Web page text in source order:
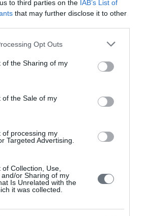
to third parties on the IAB’s List of
that may further disclose it to other
app uses one or more Google
or usage behaviour. You may click to
to Google and its third-party tags to
specified purposes in below Google
Opt Outs
of the Sharing of my
of the Sale of my
of processing my
Targeted Advertising.
Collection, Use,
or Sharing of my
Is Unrelated with the
it was collected.
P, Mastorakos G, Iliodromiti Z.
of Acrylamide in Second
Fluid Using a Novel LC-MS/MS
Is Associated with Fetal
2023 Nov 13;12(11):1425
D, Antonakopoulos N, Loukas
C, Kanaka-Gantenbein C,
T, Vlasis K, Vrachnis N. Detection
(NGF) Levels in Early Second
Fluid: Investigation into a Possible
2023 Jun 19;12(12):4131
D, Antonakopoulos N, Pergialiotis
I, Iavazzo C, Fotiou A, Stavros S,
N, Maroudias G, Mastorakos